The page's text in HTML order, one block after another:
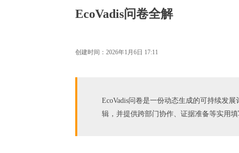
EcoVadis问卷全解
创建时间： 2026年1月6日 17:11
EcoVadis问卷是一份动态生成的可持续发
辑，并提供跨部门协作、证据准备等实用